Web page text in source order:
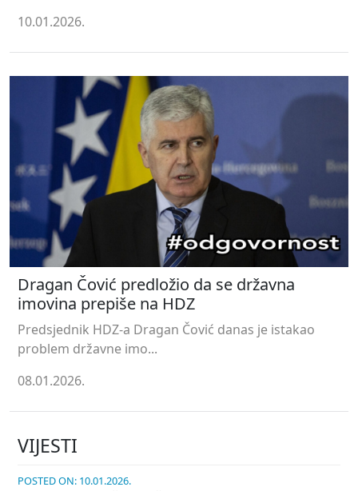
10.01.2026.
Dragan Čović predložio da se državna
imovina prepiše na HDZ
Predsjednik HDZ-a Dragan Čović danas je istakao
problem državne imo...
08.01.2026.
VIJESTI
POSTED ON: 10.01.2026.